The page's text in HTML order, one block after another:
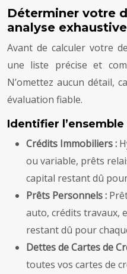
Déterminer votre
analyse exhaustive
Avant de calculer votre
une liste précise et
N’omettez aucun détail,
évaluation fiable.
Identifier
Crédits Immobiliers :
ou variable, prêts
capital restant dû
Prêts Personnels :
auto, crédits travaux,
restant dû pour
Dettes de Cartes de
toutes vos cartes de